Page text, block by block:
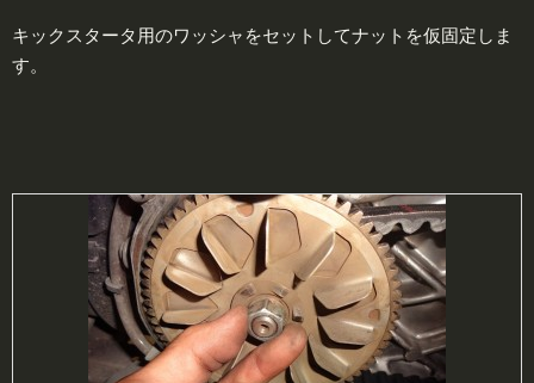
キックスタータ用のワッシャをセットしてナットを仮固定しま
す。